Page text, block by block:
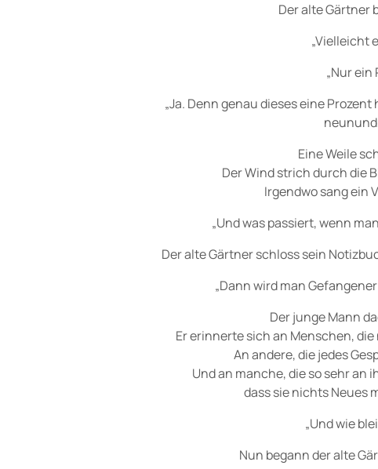
Der alte Gärtner
„Vielleicht
„Nur ein
„Ja. Denn genau dieses eine
Eine Weile
Der Wind strich durch die
Irgendwo sang ein
„Und was passiert, wenn
Der alte Gärtner schloss sein
„Dann wird man
Der junge Mann
Er erinnerte sich an Menschen,
An andere, die jedes
Und an manche, die so sehr an
dass sie nichts Neues
„Und wie
Nun begann der alte